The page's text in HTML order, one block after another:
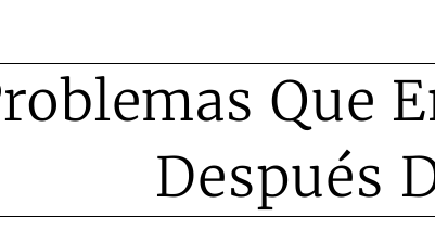
Que
Después